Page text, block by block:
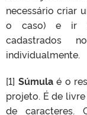
necessário criar
o caso) e ir
cadastrados
individualmente.
[1] Súmula é o
projeto. É de
de caracteres.